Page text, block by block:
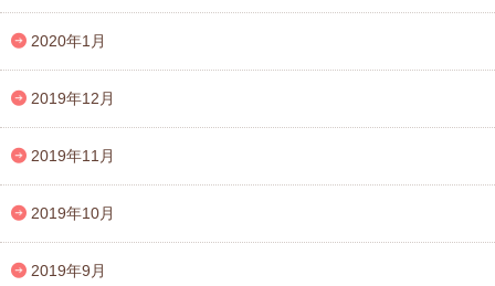
2020年1月
2019年12月
2019年11月
2019年10月
2019年9月